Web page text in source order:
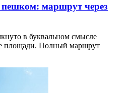
маршрут через
в буквальном смысле
площади. Полный маршрут